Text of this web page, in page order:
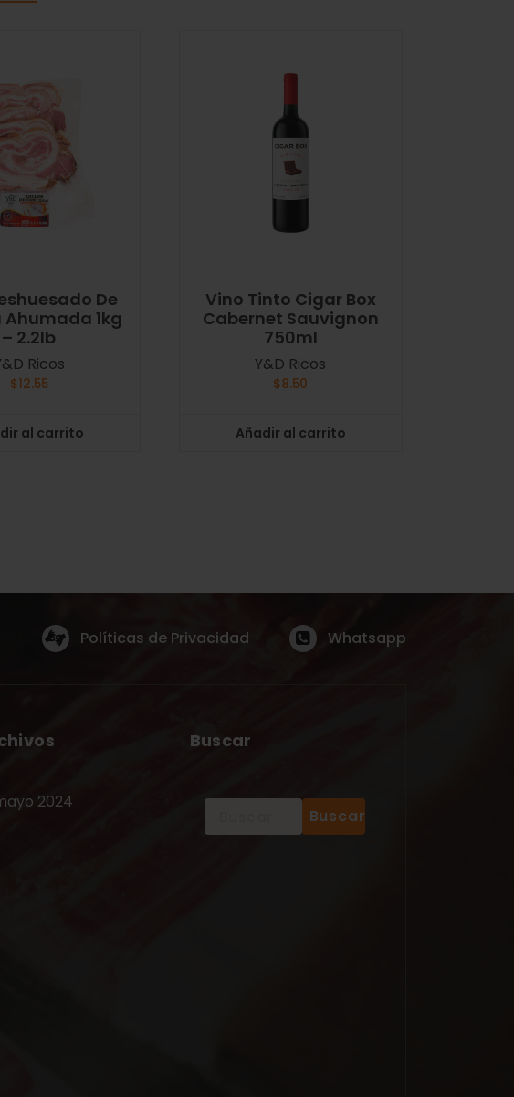
De
1kg
– 2.2lb
Ricos
$12.55
al carrito
Vino Tinto Cigar Box
Cabernet Sauvignon
750ml
Y&D Ricos
$8.50
Añadir al carrito
Políticas de Privacidad Whatsapp
2024
Buscar